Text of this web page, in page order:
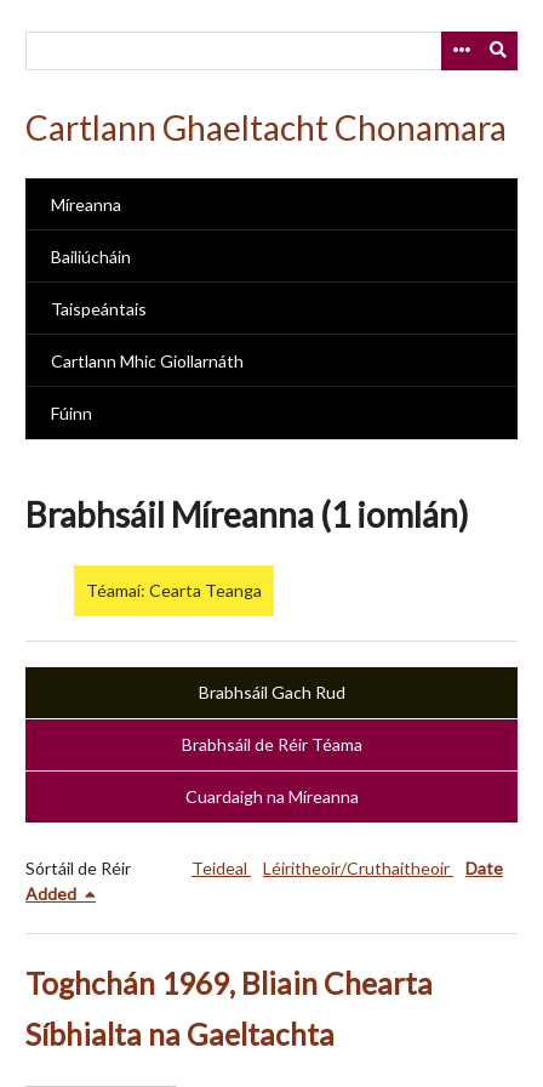
Cartlann Ghaeltacht Chonamara
Míreanna
Bailiúcháin
Taispeántais
Cartlann Mhic Giollarnáth
Fúinn
Brabhsáil Míreanna (1 iomlán)
Téamaí: Cearta Teanga
Brabhsáil Gach Rud
Brabhsáil de Réir Téama
Cuardaigh na Míreanna
Sórtáil de Réir Teideal Léiritheoir/Cruthaitheoir
Date
Added
Toghchán 1969, Bliain Chearta
Síbhialta na Gaeltachta